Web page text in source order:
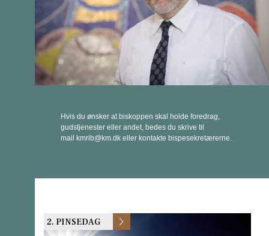
Hvis du ønsker at biskoppen skal holde foredrag,
gudstjenester eller andet, bedes du skrive til
mail kmrib@km.dk eller kontakte bispesekretærerne.
2. PINSEDAG